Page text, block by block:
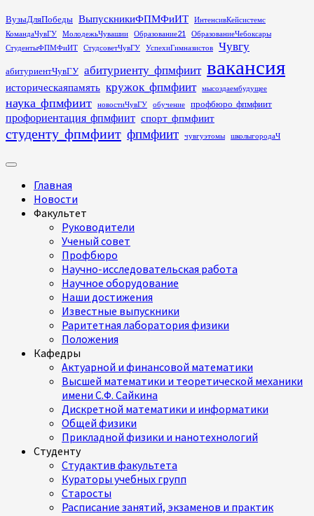
Перейти
к
содержимому
ВузыДляПобеды ВыпускникиФПМФиИТ
ИнтенсивКейсистемс
КомандаЧувГУ
МолодежьЧувашии Образование21
ОбразованиеЧебоксары
СтудентыФПМФиИТ
СтудсоветЧувГУ УспехиГимназистов Чувгу
абитуриентЧувГУ абитуриенту_фпмфиит вакансия
историческаяпамять кружок_фпмфиит мысоздаембудущее
наука_фпмфиит новостиЧувГУ обучение профбюро_фпмфиит
профориентация_фпмфиит спорт_фпмфиит
студенту_фпмфиит фпмфиит чувгуэтомы школыгородаЧ
Основное
Главная
Новости
Факультет
Руководители
Ученый совет
Профбюро
Научно-исследовательская работа
Научное оборудование
Наши достижения
Известные выпускники
Раритетная лаборатория физики
Положения
Кафедры
Актуарной и финансовой математики
Высшей математики и теоретической механики
имени С.Ф. Сайкина
Дискретной математики и информатики
Общей физики
Прикладной физики и нанотехнологий
Студенту
Студактив факультета
Кураторы учебных групп
Старосты
Расписание занятий, экзаменов и практик